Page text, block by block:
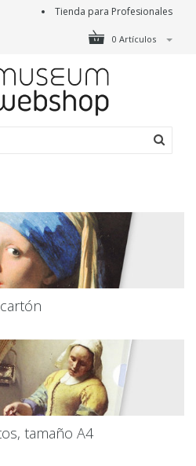
Tienda para Profesionales
0 Artículos
tamaño A4